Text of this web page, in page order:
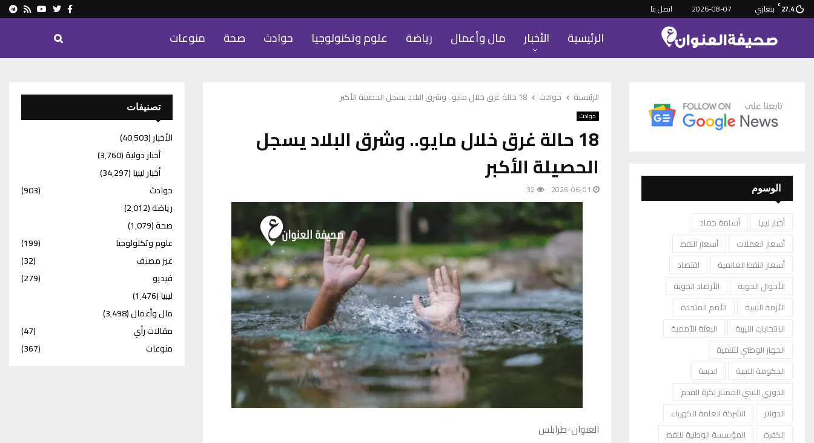
27.4
C بنغازي 2026-08-07 اتصل بنا Facebook
Twitter
Youtube
Rss
الرئيسية الأخبار مال وأعمال رياضة علوم وتكنولوجيا حوادث صحة منوعات
الرئيسية حوادث 18 حالة غرق خلال مايو.. وشرق البلاد يسجل الحصيلة الأكبر
حوادث
18 حالة غرق خلال مايو.. وشرق البلاد يسجل
الحصيلة الأكبر
2026-06-01
32
العنوان-طرابلس
الوسوم
أخبار ليبيا
أسامة حماد
أسعار العملات
أسعار النفط
أسعار النفط العالمية
اقتصاد
الأحوال الجوية
الأرصاد الجوية
الأزمة الليبية
الأمم المتحدة
الانتخابات الليبية
البعثة الأممية
الجهاز الوطني للتنمية
الحكومة الليبية
الدبيبة
الدوري الليبي الممتاز لكرة القدم
الدولار
الشركة العامة للكهرباء
الكفرة
المؤسسة الوطنية للنفط
تصنيفات
الأخبار(40٬503)
أخبار دولية(3٬760)
أخبار ليبيا(34٬297)
حوادث
(903)
رياضة(2٬012)
صحة(1٬079)
علوم وتكنولوجيا
(199)
غير مصنف
(32)
فيديو
(279)
ليبيا(1٬476)
مال وأعمال(3٬498)
مقالات رأي
(47)
منوعات
(367)